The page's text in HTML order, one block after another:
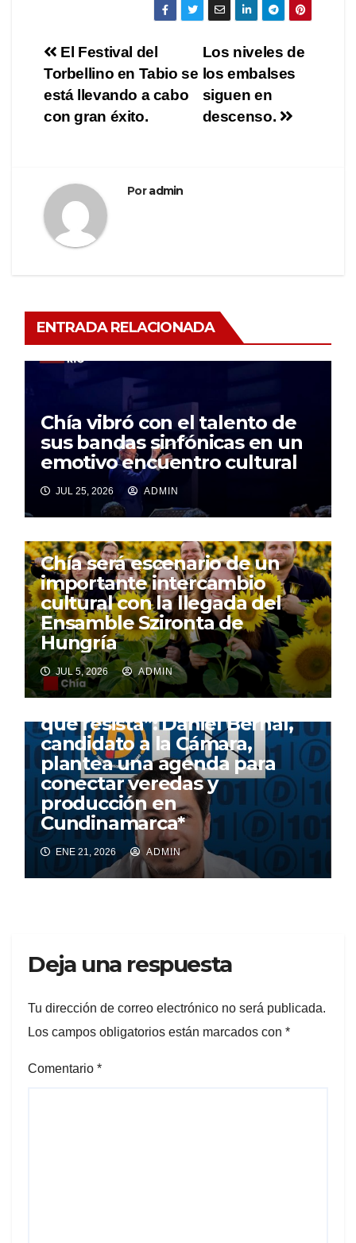
Los niveles de
los embalses
siguen en
descenso.
El Festival del
Torbellino en Tabio se
está llevando a cabo
con gran éxito.
Poradmin
ENTRADA RELACIONADA
Chía vibró con el talento de
sus bandas sinfónicas en un
emotivo encuentro cultural
JUL 25, 2026 ADMIN
Chía será escenario de un
importante intercambio
cultural con la llegada del
Ensamble Szironta de
Hungría
JUL 5, 2026 ADMIN
Sin vías rurales no hay campo
que resista”: Daniel Bernal,
candidato a la Cámara,
plantea una agenda para
conectar veredas y
producción en
Cundinamarca*
ENE 21, 2026 ADMIN
Deja una respuesta
Tu dirección de correo electrónico no será publicada.
Los campos obligatorios están marcados con *
Comentario *